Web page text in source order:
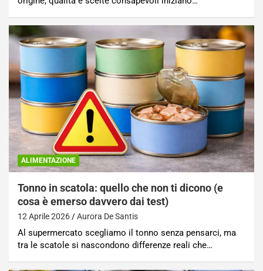
ALIMENTAZIONE
Tonno in scatola: quello che non ti dicono (e
cosa è emerso davvero dai test)
12 Aprile 2026 Aurora De Santis
Al supermercato scegliamo il tonno senza pensarci, ma
tra le scatole si nascondono differenze reali che…